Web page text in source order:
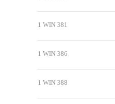
1 WIN 381
1 WIN 386
1 WIN 388